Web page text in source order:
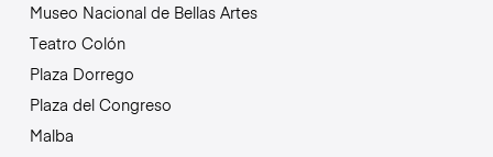
Museo Nacional de Bellas Artes
Teatro Colón
Plaza Dorrego
Plaza del Congreso
Malba